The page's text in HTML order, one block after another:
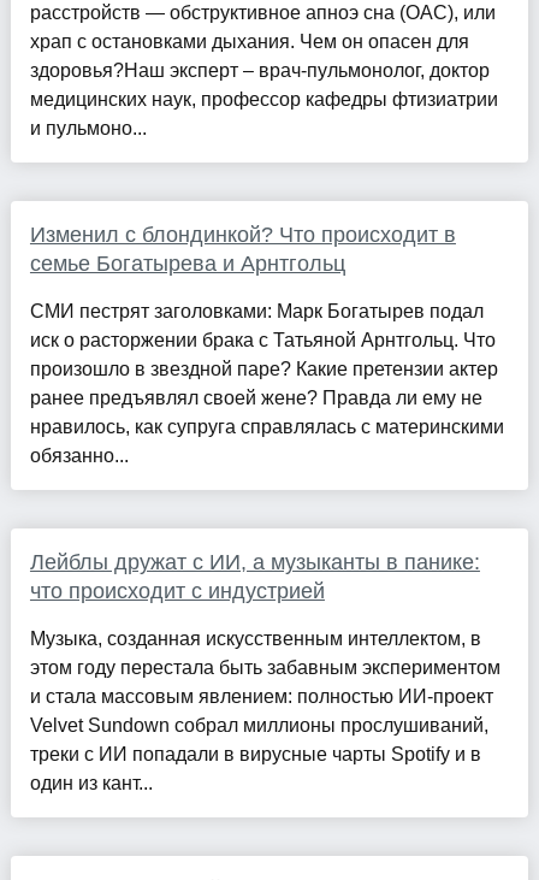
расстройств — обструктивное апноэ сна (ОАС), или
храп с остановками дыхания. Чем он опасен для
здоровья?Наш эксперт – врач-пульмонолог, доктор
медицин­ских наук, профессор кафедры фтизиатрии
и пульмоно...
Изменил с блондинкой? Что происходит в
семье Богатырева и Арнтгольц
СМИ пестрят заголовками: Марк Богатырев подал
иск о расторжении брака с Татьяной Арнтгольц. Что
произошло в звездной паре? Какие претензии актер
ранее предъявлял своей жене? Правда ли ему не
нравилось, как супруга справлялась с материнскими
обязанно...
Лейблы дружат с ИИ, а музыканты в панике:
что происходит с индустрией
Музыка, созданная искусственным интеллектом, в
этом году перестала быть забавным экспериментом
и стала массовым явлением: полностью ИИ-проект
Velvet Sundown собрал миллионы прослушиваний,
треки с ИИ попадали в вирусные чарты Spotify и в
один из кант...